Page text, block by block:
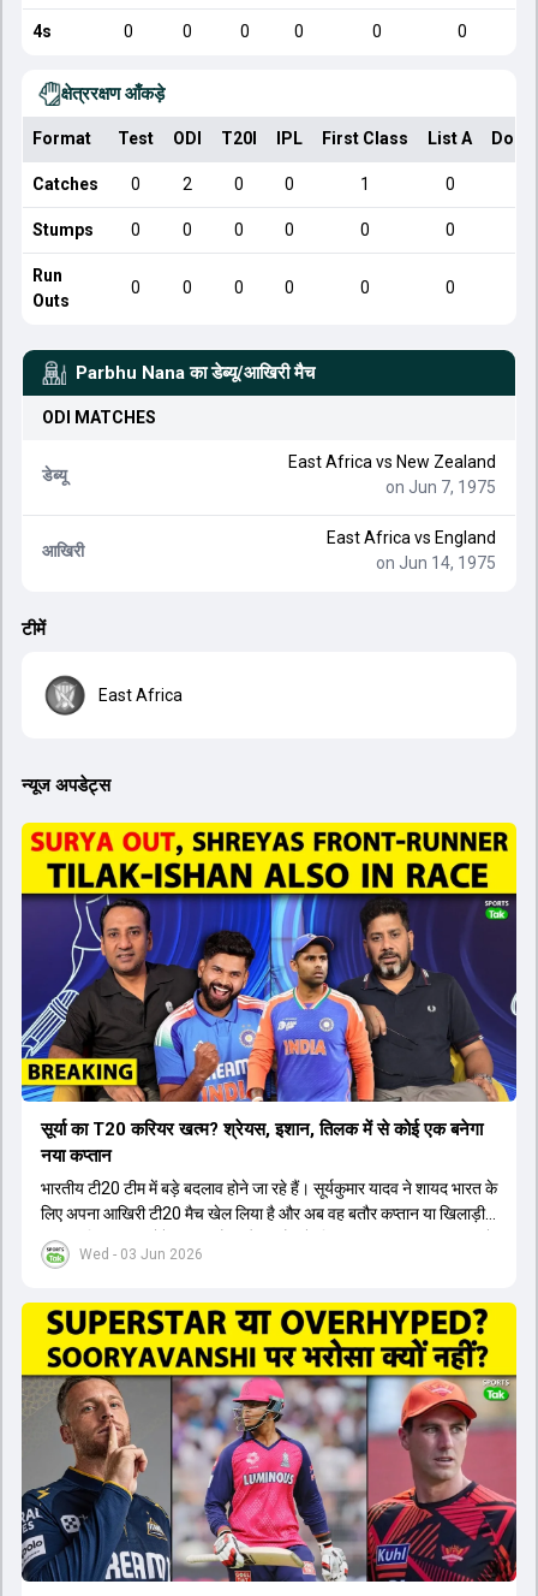
4s 0 0 0 0 0 0
क्षेत्ररक्षण आँकड़े
Format Test ODI T20I IPL First Class List A
Catches 0 2 0 0 1 0
Stumps 0 0 0 0 0 0
Run
Outs
0 0 0 0 0 0
Parbhu Nana का डेब्यू/आखिरी मैच
ODI MATCHES
डेब्यू
East Africa vs New Zealand
on Jun 7, 1975
आखिरी
East Africa vs England
on Jun 14, 1975
टीमें
East Africa
न्यूज अपडेट्स
Wed - 03 Jun 2026
सूर्या का T20 करियर खत्म? श्रेयस, इशान, तिलक में से कोई एक बनेगा
नया कप्तान
भारतीय टी20 टीम में बड़े बदलाव होने जा रहे हैं। सूर्यकुमार यादव ने शायद भारत के
लिए अपना आखिरी टी20 मैच खेल लिया है और अब वह बतौर कप्तान या खिलाड़ी
टीम का हिस्सा नहीं होंगे। आयरलैंड और इंग्लैंड के खिलाफ आगामी टी20 सीरीज के
लिए नए कप्तान की तलाश जारी है। इस रेस में श्रेयस अय्यर सबसे आगे चल रहे
पटेल इस रेस में काफी पीछे हैं, जबकि संजू सैमसन और रजत पाटीदार कप्तानी की
दौड़ से बाहर हैं। आगामी सीरीज के लिए वैभव सूर्यवंशी को तीसरे ओपनर के तौर पर
टीम में शामिल किया जाएगा, जबकि अभिषेक शर्मा और संजू सैमसन पहली पसंद
होंगे। इसके अलावा नीतीश रेड्डी को बतौर ऑलराउंडर ज्यादा मौके मिलेंगे। अजीत
अगरकर की अगुवाई वाली चयन समिति और कोच गौतम गंभीर आगामी टी20 वर्ल्ड
कप और 2028 ओलंपिक के लिए लंबी अवधि का विजन लेकर चल रहे हैं।